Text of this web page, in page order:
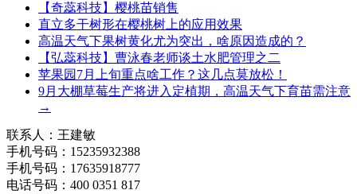
【奇蕊科技】樱桃苗销售
直立多干树形在樱桃树上的应用效果
高温天气下果树黄化尤为突出，啥原因造成的？
【弘蕊科技】曹泳春老师谈土水肥管理之二
苹果园7月上旬重点啥工作？这几点莫放松！
9月大棚草莓生产将进入定植期，高温天气下育苗需注意
→
联系人：王建敏
手机号码：15235932388
手机号码：17635918777
电话号码：400 0351 817